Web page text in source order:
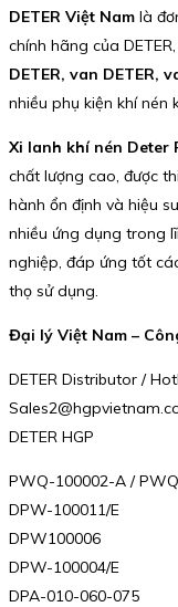
DETER Việt Nam là
chính hãng của
DETER, van DETER,
nhiều phụ kiện khí nén
Xi lanh khí nén Deter
chất lượng cao, được
hành ổn định và hiệu
nhiều ứng dụng trong
nghiệp, đáp ứng tốt
thọ sử dụng.
Đại lý Việt Nam –
DETER Distributor /
DETER HGP
PWQ-100002-A /
DPW-100011/E
DPW100006
DPW-100004/E
DPA-010-060-075